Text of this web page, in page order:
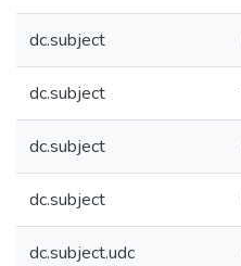
dc.subject
dc.subject
dc.subject
dc.subject
dc.subject.udc